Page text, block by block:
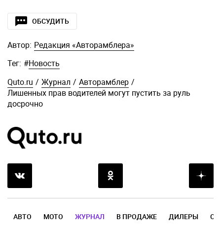
ОБСУДИТЬ
Автор: Редакция «Авторамблера»
Тег: #Новость
Quto.ru / Журнал / Авторамблер /
Лишенных прав водителей могут пустить за руль
досрочно
АВТО МОТО ЖУРНАЛ В ПРОДАЖЕ ДИЛЕРЫ